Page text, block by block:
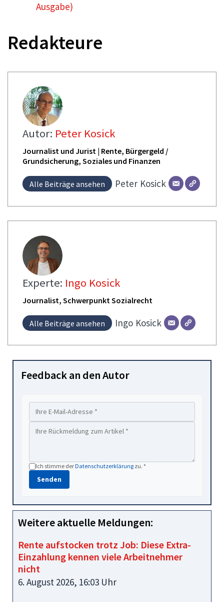
Ausgabe)
Redakteure
Autor: Peter Kosick
Journalist und Jurist | Rente, Bürgergeld /
Grundsicherung, Soziales und Finanzen
Alle Beiträge ansehen Peter Kosick
Experte: Ingo Kosick
Journalist, Schwerpunkt Sozialrecht
Alle Beiträge ansehen Ingo Kosick
Feedback an den Autor
Ich stimme derDatenschutzerklärung zu. *
Senden
Weitere aktuelle Meldungen:
Rente aufstocken trotz Job: Diese Extra-
Einzahlung kennen viele Arbeitnehmer
nicht
6. August 2026, 16:03 Uhr